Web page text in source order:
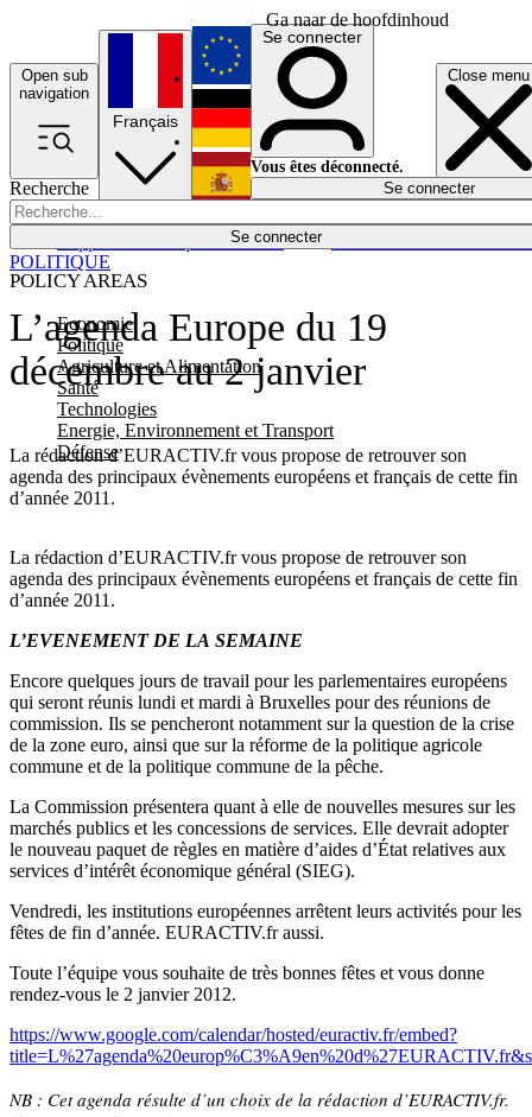
Ga naar de hoofdinhoud
Open sub
navigation
Close menu
Recherche
Se connecter
POLICY AREAS
Economie
Politique
Agriculture et Alimentation
Santé
Technologies
Energie, Environnement et Transport
Défense
Économie
Français
English
Deutsch
Español
Se connecter
Vous êtes déconnecté.
Se connecter
L’agenda Europe du 19
décembre au 2 janvier
La rédaction d’EURACTIV.fr vous propose de retrouver son
agenda des principaux évènements européens et français de cette fin
d’année 2011.
POLITIQUE
La rédaction d’EURACTIV.fr vous propose de retrouver son
agenda des principaux évènements européens et français de cette fin
d’année 2011.
L’EVENEMENT DE LA SEMAINE
Encore quelques jours de travail pour les parlementaires européens
qui seront réunis lundi et mardi à Bruxelles pour des réunions de
commission. Ils se pencheront notamment sur la question de la crise
de la zone euro, ainsi que sur la réforme de la politique agricole
commune et de la politique commune de la pêche.
La Commission présentera quant à elle de nouvelles mesures sur les
marchés publics et les concessions de services. Elle devrait adopter
le nouveau paquet de règles en matière d’aides d’État relatives aux
services d’intérêt économique général (SIEG).
Vendredi, les institutions européennes arrêtent leurs activités pour les
fêtes de fin d’année. EURACTIV.fraussi.
Toute l’équipe vous souhaite de très bonnes fêtes et vous donne
rendez-vous le 2 janvier 2012.
https://www.google.com/calendar/hosted/euractiv.fr/embed?
NB : Cet agenda résulte d’un choix de la rédaction d’EURACTIV.fr.